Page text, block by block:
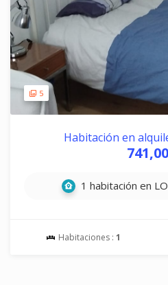
5
Habitación en
1 habitación en
Habitaciones : 1